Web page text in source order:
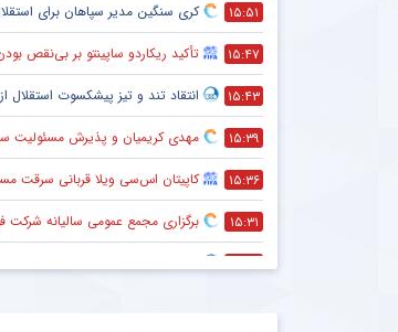
۱۵:۵۱ کری سنگین مدیر سپاهان برای استقلال ،
۱۵:۴۷ تأکید ریکاردو ساپینتو بر بی‌نقص بودن
۱۵:۴۳ انتقاد تند و تیز پیشکسوت استقلال از
۱۵:۳۹ مهدی کریمیان و پذیرش مسئولیت
۱۵:۳۶ کاپیتان اس‌سی ویلا قربانی سرقت
۱۵:۳۱ برگزاری مجمع عمومی سالیانه شرکت
۱۵:۲۸